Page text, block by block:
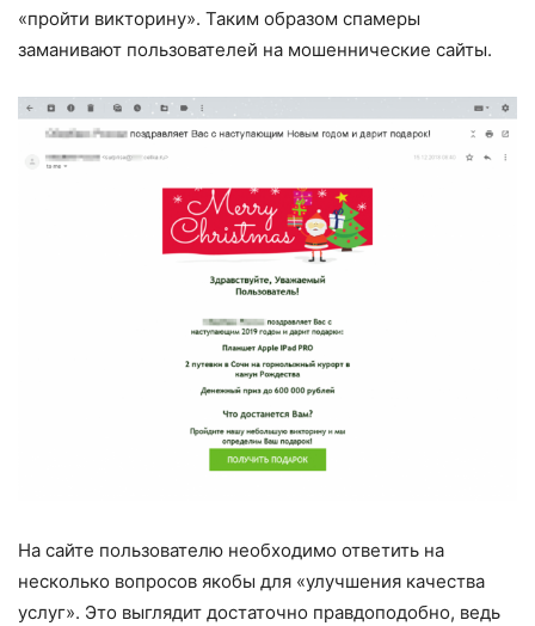
«пройти викторину». Таким образом спамеры
заманивают пользователей на мошеннические сайты.
На сайте пользователю необходимо ответить на
несколько вопросов якобы для «улучшения качества
услуг». Это выглядит достаточно правдоподобно, ведь